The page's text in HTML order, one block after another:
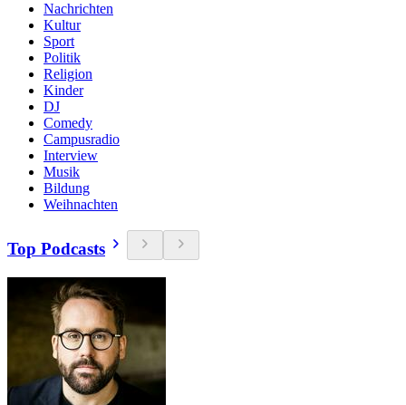
Nachrichten
Kultur
Sport
Politik
Religion
Kinder
DJ
Comedy
Campusradio
Interview
Musik
Bildung
Weihnachten
Top Podcasts